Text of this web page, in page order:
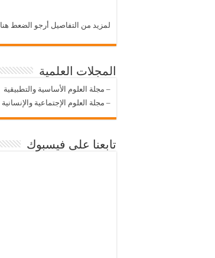
لمزيد من التفاصيل أرجو الضعط هنا
المجلات العلمية
– مجلة العلوم الأساسية والتطبيقية
– مجلة العلوم الإجتماعية والإنسانية
تابعنا على فيسبوك